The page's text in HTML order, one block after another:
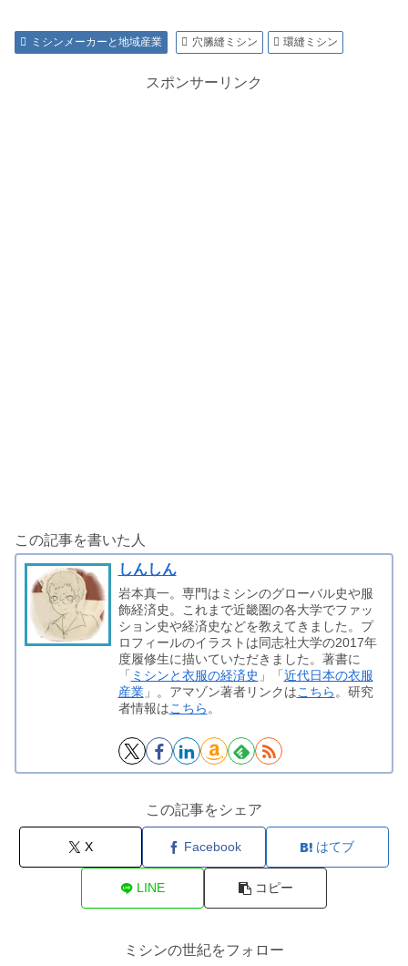
ミシンメーカーと地域産業 穴縢縫ミシン 環縫ミシン
スポンサーリンク
この記事を書いた人
しんしん
岩本真一。専門はミシンのグローバル史や服
飾経済史。これまで近畿圏の各大学でファッ
ション史や経済史などを教えてきました。プ
ロフィールのイラストは同志社大学の2017年
度履修生に描いていただきました。著書に
「 ミシンと衣服の経済史 」「 近代日本の衣服
産業」。アマゾン著者リンクはこちら 。研究
者情報はこちら 。
この記事をシェア
X Facebook はてブ
LINE コピー
ミシンの世紀をフォロー